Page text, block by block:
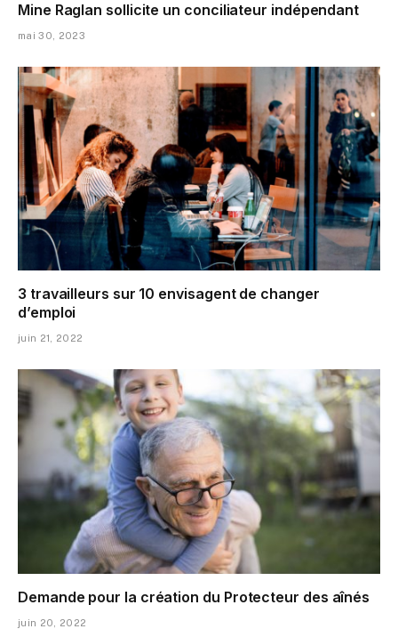
Mine Raglan sollicite un conciliateur indépendant
mai 30, 2023
3 travailleurs sur 10 envisagent de changer
d’emploi
juin 21, 2022
Demande pour la création du Protecteur des aînés
juin 20, 2022